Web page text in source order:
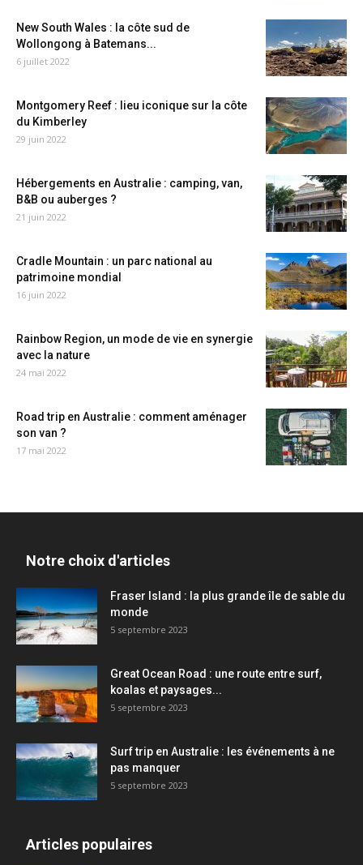
New South Wales : la côte sud de
Wollongong à Batemans...
6 juillet 2022
Montgomery Reef : lieu iconique sur la côte
du Kimberley
29 juin 2022
Hébergements en Australie : camping, van,
B&B ou auberges ?
21 juin 2022
Cradle Mountain : un parc national au
patrimoine mondial
16 juin 2022
Rainbow Region, un mode de vie en synergie
avec la nature
24 mai 2022
Road trip en Australie : comment aménager
son van ?
17 mai 2022
Notre choix d'articles
Fraser Island : la plus grande île de sable du
monde
5 septembre 2023
Great Ocean Road : une route entre surf,
koalas et paysages...
5 septembre 2023
Surf trip en Australie : les événements à ne
pas manquer
5 septembre 2023
Articles populaires